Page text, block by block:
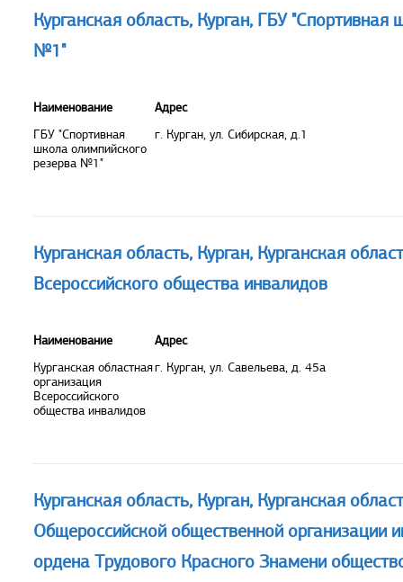
Курганская область, Курган, ГБУ
№1"
Наименование
ГБУ "Спортивная
школа олимпийского
резерва №1"
Адрес
г. Курган, ул. Сибирская, д.1
Курганская область, Курган, Курганская
Всероссийского общества инвалидов
Наименование
Курганская областная
организация
Всероссийского
общества инвалидов
Адрес
г. Курган, ул. Савельева, д. 45а
Курганская область, Курган, Курганская
Общероссийской общественной организации
ордена Трудового Красного Знамени